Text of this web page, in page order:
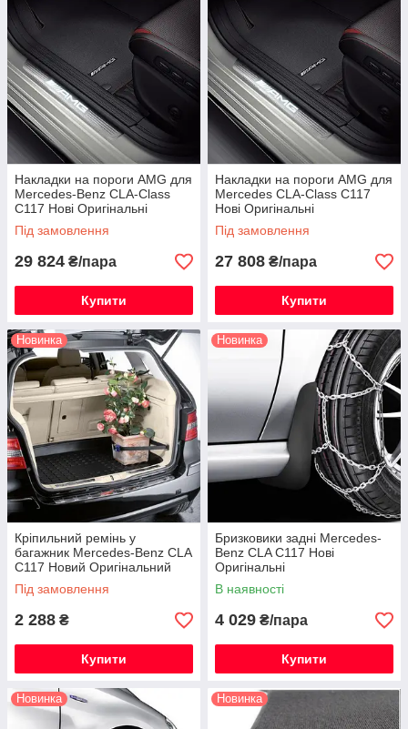
Накладки на пороги AMG для
Mercedes-Benz CLA-Class
C117 Нові Оригінальні
Під замовлення
29 824 ₴/пара
Купити
Накладки на пороги AMG для
Mercedes CLA-Class C117
Нові Оригінальні
Під замовлення
27 808 ₴/пара
Купити
Новинка
Кріпильний ремінь у
багажник Mercedes-Benz CLA
C117 Новий Оригінальний
Під замовлення
2 288 ₴
Купити
Новинка
Бризковики задні Mercedes-
Benz CLA C117 Нові
Оригінальні
В наявності
4 029 ₴/пара
Купити
Новинка Новинка